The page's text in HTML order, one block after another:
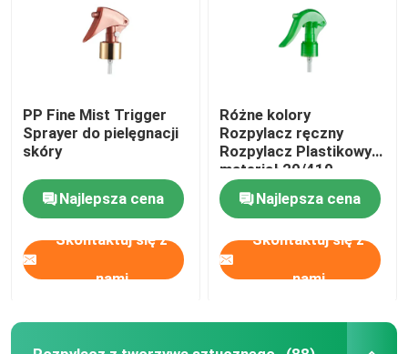
Pusty kij dezodorantów
Szklana butelka olejku eterycznego
Butelka z rozpylaczem perfum
PP Fine Mist Trigger
Sprayer do pielęgnacji
skóry
Najlepsza cena
Skontaktuj się z
nami
Różne kolory
Rozpylacz ręczny
Rozpylacz Plastikowy
materiał 20/410
Najlepsza cena
Skontaktuj się z
nami